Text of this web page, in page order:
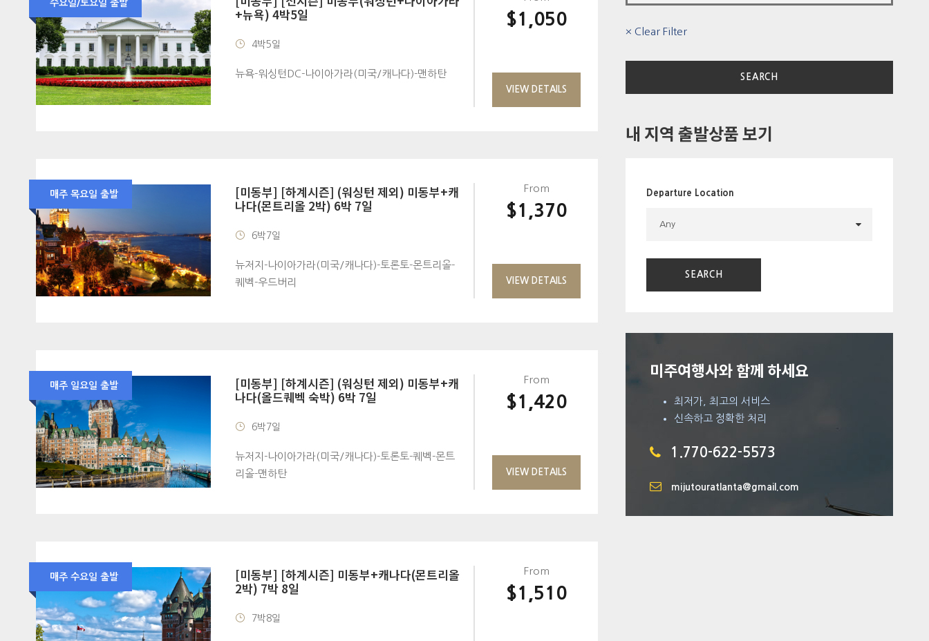
수요일/토요일 출발
+뉴욕) 4박5일
4박5일
뉴욕-워싱턴DC-나이아가라(미국/캐나다)-맨하탄
$1,050
VIEW DETAILS
매주 목요일 출발
[미동부] [하계시즌] (워싱턴 제외) 미동부+캐
나다(몬트리올 2박) 6박 7일
6박7일
뉴저지-나이아가라(미국/캐나다)-토론토-몬트리올-
퀘벡-우드버리
From
$1,370
VIEW DETAILS
매주 일요일 출발
[미동부] [하계시즌] (워싱턴 제외) 미동부+캐
나다(올드퀘벡 숙박) 6박 7일
6박7일
뉴저지-나이아가라(미국/캐나다)-토론토-퀘벡-몬트
리올-맨하탄
From
$1,420
VIEW DETAILS
매주 수요일 출발
[미동부] [하계시즌] 미동부+캐나다(몬트리올
2박) 7박 8일
7박8일
From
$1,510
× Clear Filter
내 지역 출발상품 보기
Departure Location
미주여행사와 함께 하세요
최저가, 최고의 서비스
신속하고 정확한 처리
1.770-622-5573
mijutouratlanta@gmail.com